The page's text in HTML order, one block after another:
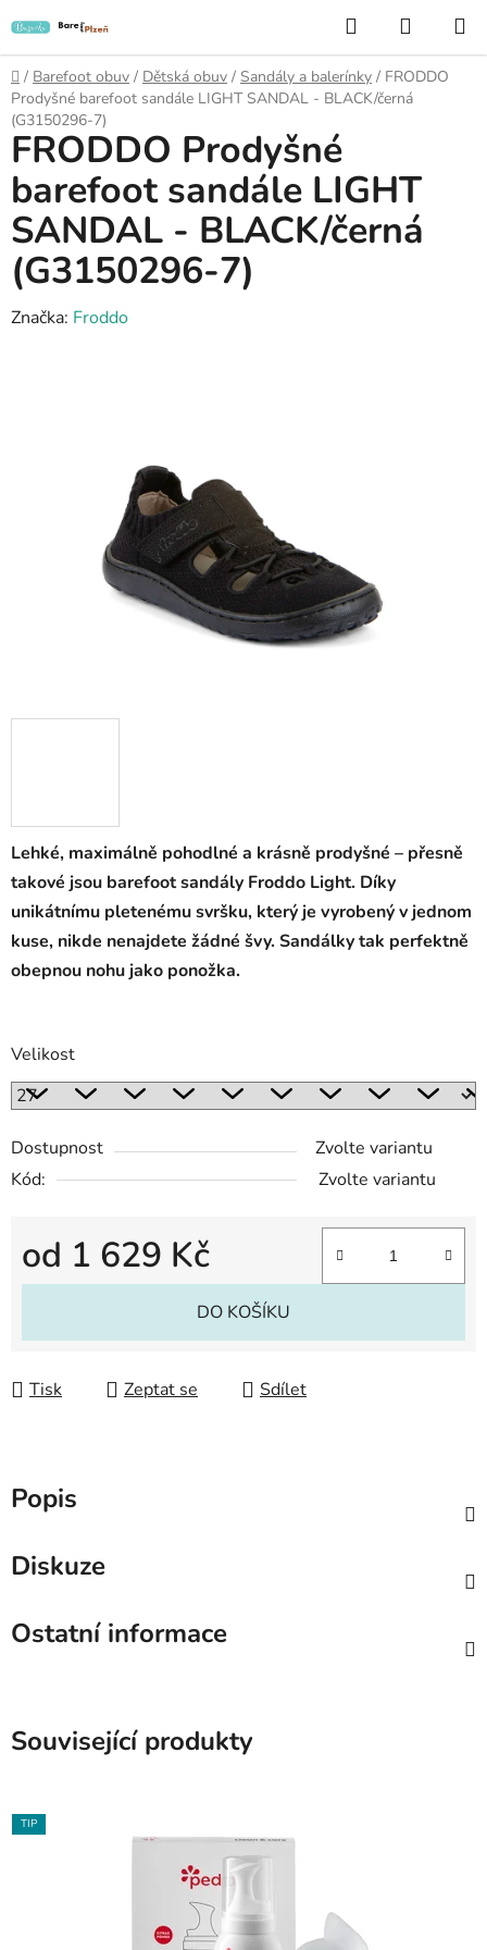
na
obsah
Hledat
KOŠÍK
Domů
/ Barefoot obuv / Dětská obuv / Sandály a balerínky / FRODDO
Prodyšné barefoot sandále LIGHT SANDAL - BLACK/černá
(G3150296-7)
Lehké, maximálně pohodlné a krásně prodyšné – přesně
takové jsou barefoot sandály Froddo Light. Díky
unikátnímu pletenému svršku, který je vyrobený v jednom
kuse, nikde nenajdete žádné švy. Sandálky tak perfektně
obepnou nohu jako ponožka.
Velikost
Dostupnost
Zvolte variantu
Kód:
Zvolte variantu
od 1 629 Kč
Měrná cena:
DO KOŠÍKU
Tisk Zeptat se Sdílet
FRODDO Prodyšné
barefoot sandále LIGHT
SANDAL - BLACK/černá
(G3150296-7)
Značka: Froddo
Popis
Diskuze
Ostatní informace
Související produkty
TIP